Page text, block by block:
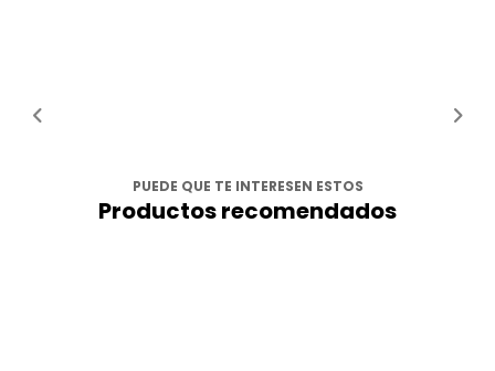
PUEDE QUE TE INTERESEN ESTOS
Productos recomendados